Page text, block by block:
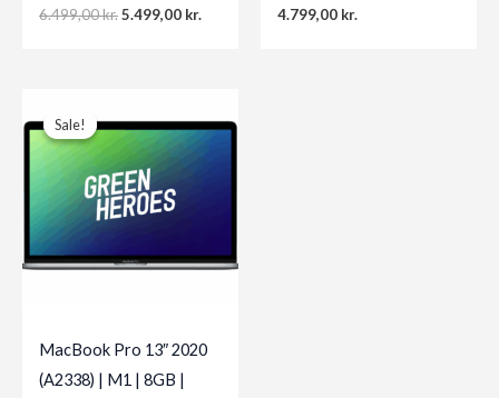
6.499,00kr. Original
5.499,00 kr. 4.799,00 kr.
Sale!
Sale!
MacBook Pro 13″ 2020
(A2338) | M1 | 8GB |